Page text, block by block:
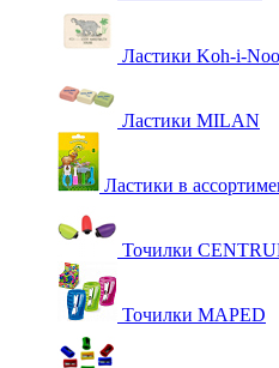
Ластики Koh-i-
Ластики MILAN
Ластики в
Точилки
Точилки MAPED